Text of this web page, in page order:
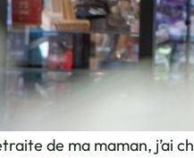
de ma maman, j’ai